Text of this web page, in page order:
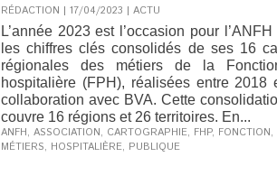
RÉDACTION | 17/04/2023 | ACTU
L’année 2023 est l’occasion pour
les chiffres clés consolidés de ses 16
régionales des métiers de la
hospitalière (FPH), réalisées entre 2018
collaboration avec BVA. Cette
couvre 16 régions et 26 territoires. En...
ANFH, ASSOCIATION, CARTOGRAPHIE, FHP, FONCTION,
MÉTIERS, HOSPITALIÈRE, PUBLIQUE